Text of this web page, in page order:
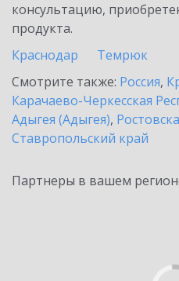
консультацию,
продукта.
Краснодар
Темрюк
Смотрите также: Россия,
Карачаево-Черкесская
Адыгея (Адыгея),
Ставропольский край
Партнеры в вашем